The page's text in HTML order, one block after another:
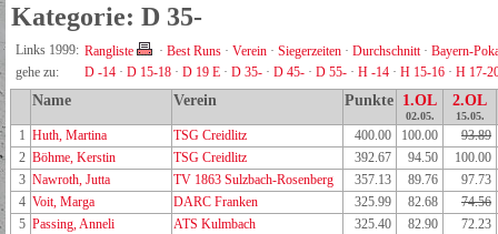
Kategorie: D 35-
Links 1999: Rangliste · Best Runs · Verein · Siegerzeiten · Durchschnitt· Bayern-
gehe zu:
D -14 · D 15-18 · D 19 E · D 35- · D 45- · D 55- · H -14 · H 15-16 · H 17-
Name Verein Punkte 1.OL
02.05.
2.OL
15.05.
1 Huth, Martina TSG Creidlitz 400.00 100.00
93.89
2 Böhme, Kerstin TSG Creidlitz 392.67 94.50
100.00
3 Nawroth, Jutta TV 1863 Sulzbach-Rosenberg 357.13 89.76
97.73
4 Voit, Marga DARC Franken 325.99 82.68
74.56
5 Passing, Anneli ATS Kulmbach 325.40 82.90
72.23